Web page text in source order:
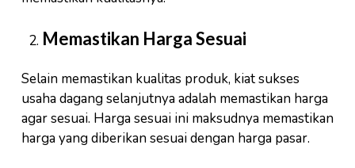
Memastikan Harga Sesuai
Selain memastikan kualitas produk, kiat sukses
usaha dagang selanjutnya adalah memastikan harga
agar sesuai. Harga sesuai ini maksudnya memastikan
harga yang diberikan sesuai dengan harga pasar.